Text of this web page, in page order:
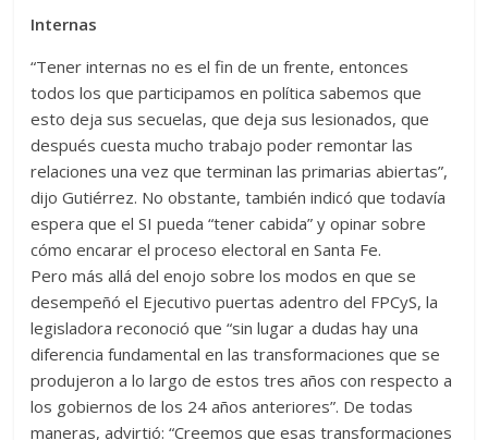
Internas
“Tener internas no es el fin de un frente, entonces
todos los que participamos en política sabemos que
esto deja sus secuelas, que deja sus lesionados, que
después cuesta mucho trabajo poder remontar las
relaciones una vez que terminan las primarias abiertas”,
dijo Gutiérrez. No obstante, también indicó que todavía
espera que el SI pueda “tener cabida” y opinar sobre
cómo encarar el proceso electoral en Santa Fe.
Pero más allá del enojo sobre los modos en que se
desempeñó el Ejecutivo puertas adentro del FPCyS, la
legisladora reconoció que “sin lugar a dudas hay una
diferencia fundamental en las transformaciones que se
produjeron a lo largo de estos tres años con respecto a
los gobiernos de los 24 años anteriores”. De todas
maneras, advirtió: “Creemos que esas transformaciones